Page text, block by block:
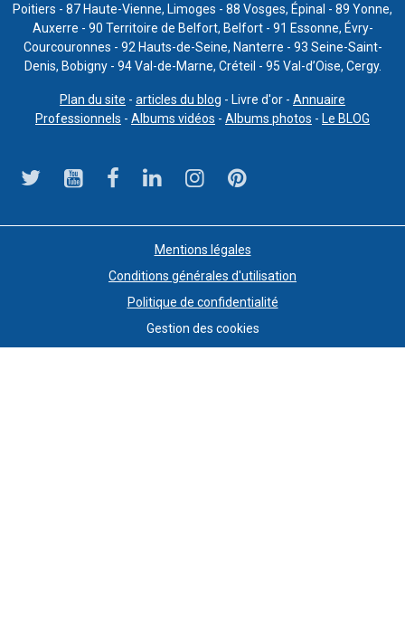
Poitiers - 87 Haute-Vienne, Limoges - 88 Vosges, Épinal - 89 Yonne,
Auxerre - 90 Territoire de Belfort, Belfort - 91 Essonne, Évry-
Courcouronnes - 92 Hauts-de-Seine, Nanterre - 93 Seine-Saint-
Denis, Bobigny - 94 Val-de-Marne, Créteil - 95 Val-d’Oise, Cergy.
Plan du site - articles du blog - Livre d'or - Annuaire
Professionnels - Albums vidéos - Albums photos - Le BLOG
Mentions légales
Conditions générales d'utilisation
Politique de confidentialité
Gestion des cookies